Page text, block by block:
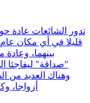
تدور الشائعات عادة
قليلا في أي مكان
بينهما، وعادة
"صداقة" ليفاجئا
وهناك العديد من
أزواجا،